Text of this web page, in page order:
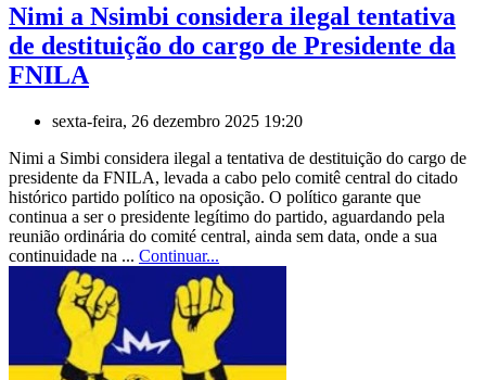
Nimi a Nsimbi considera ilegal tentativa
de destituição do cargo de Presidente da
FNILA
sexta-feira, 26 dezembro 2025 19:20
Nimi a Simbi considera ilegal a tentativa de destituição do cargo de
presidente da FNILA, levada a cabo pelo comitê central do citado
histórico partido político na oposição. O político garante que
continua a ser o presidente legítimo do partido, aguardando pela
reunião ordinária do comité central, ainda sem data, onde a sua
continuidade na ... Continuar...